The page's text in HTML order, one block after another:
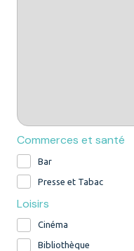
Commerces et santé
Bar
Presse et Tabac
Loisirs
Cinéma
Bibliothèque